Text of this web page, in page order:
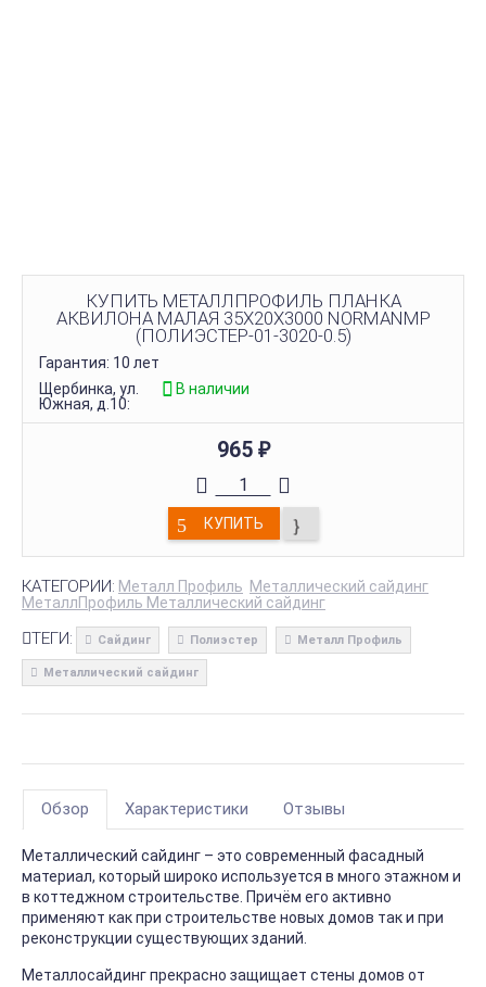
КУПИТЬ МЕТАЛЛПРОФИЛЬ ПЛАНКА
АКВИЛОНА МАЛАЯ 35Х20Х3000 NORMANMP
(ПОЛИЭСТЕР-01-3020-0.5)
Гарантия: 10 лет
Щербинка, ул.
Южная, д.10:
В наличии
965 ₽
КУПИТЬ
КАТЕГОРИИ: Металл Профиль Металлический сайдинг
МеталлПрофиль Металлический сайдинг
ТЕГИ: Сайдинг Полиэстер Металл Профиль
Металлический сайдинг
Обзор Характеристики Отзывы
Металлический сайдинг – это современный фасадный
материал, который широко используется в много этажном и
в коттеджном строительстве. Причём его активно
применяют как при строительстве новых домов так и при
реконструкции существующих зданий.
Металлосайдинг прекрасно защищает стены домов от